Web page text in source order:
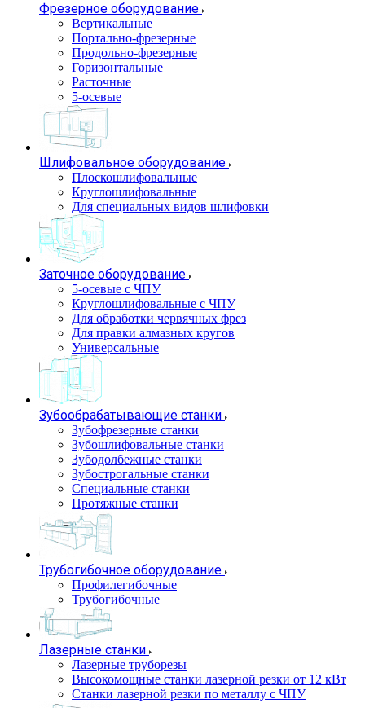
Фрезерное оборудование
Вертикальные
Портально-фрезерные
Продольно-фрезерные
Горизонтальные
Расточные
5-осевые
Шлифовальное оборудование
Плоскошлифовальные
Круглошлифовальные
Для специальных видов шлифовки
Заточное оборудование
5-осевые с ЧПУ
Круглошлифовальные с ЧПУ
Для обработки червячных фрез
Для правки алмазных кругов
Универсальные
Зубообрабатывающие станки
Зубофрезерные станки
Зубошлифовальные станки
Зубодолбежные станки
Зубострогальные станки
Специальные станки
Протяжные станки
Трубогибочное оборудование
Профилегибочные
Трубогибочные
Лазерные станки
Лазерные труборезы
Высокомощные станки лазерной резки от 12 кВт
Станки лазерной резки по металлу с ЧПУ